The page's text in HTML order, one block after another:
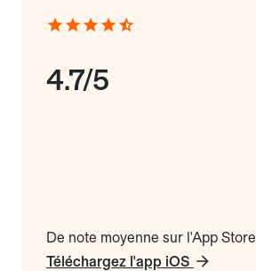
4.7/5
De note moyenne sur l'App Store
Téléchargez l'app iOS